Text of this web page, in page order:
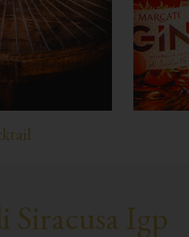
Igp